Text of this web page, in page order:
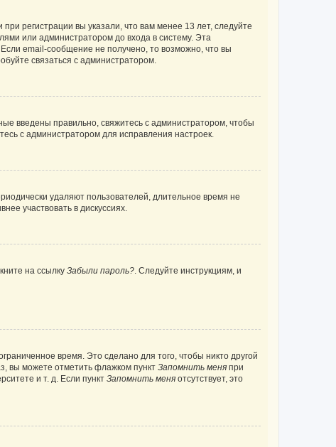
регистрации вы указали, что вам менее 13 лет, следуйте
или администратором до входа в систему. Эта
email-сообщение не получено, то возможно, что вы
связаться с администратором.
введены правильно, свяжитесь с администратором, чтобы
с администратором для исправления настроек.
удаляют пользователей, длительное время не
участвовать в дискуссиях.
на ссылку Забыли пароль?. Следуйте инструкциям, и
время. Это сделано для того, чтобы никто другой
вы можете отметить флажком пункт Запомнить меня при
и т. д. Если пункт Запомнить меня отсутствует, это